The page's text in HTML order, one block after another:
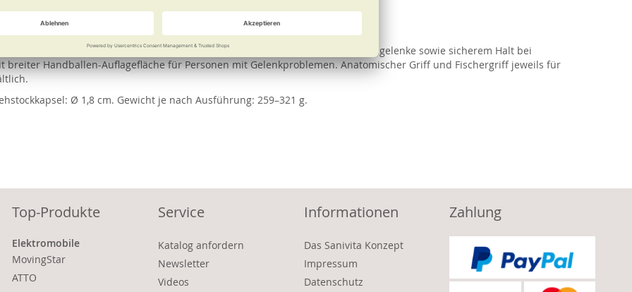
Höhenverstellung von 76,7–99,7 cm.
Holz-Fritzgriff oder anatomischem Griff für Entlastung der Finger- und Handgelenke sowie sicherem Halt bei
Handballen-Auflagefläche für Personen mit Gelenkproblemen. Anatomischer Griff und Fischergriff jeweils für
Ø 1,8 cm. Gewicht je nach Ausführung: 259–321 g.
Top-Produkte
Elektromobile
MovingStar
ATTO
Service
Katalog anfordern
Newsletter
Videos
Informationen
Das Sanivita Konzept
Impressum
Datenschutz
Zahlung